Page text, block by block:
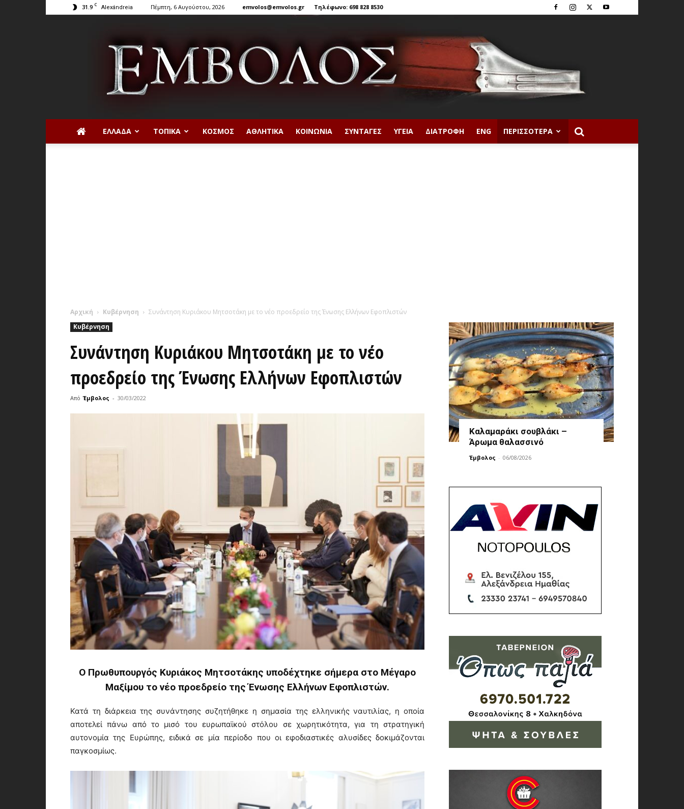
31.9 C Alexándreia Πέμπτη, 6 Αυγούστου, 2026 emvolos@emvolos.gr Τηλέφωνο: 698 828 8530
ΕΛΛΆΔΑ ΤΟΠΙΚΆ ΚΌΣΜΟΣ ΑΘΛΗΤΙΚΆ ΚΟΙΝΩΝΊΑ ΣΥΝΤΑΓΈΣ ΥΓΕΊΑ ΔΙΑΤΡΟΦΉ ENG ΠΕΡΙΣΣΌΤΕΡΑ
Αρχική Κυβέρνηση
Συνάντηση Κυριάκου Μητσοτάκη με το νέο προεδρείο της Ένωσης Ελλήνων Εφοπλιστών
Κυβέρνηση
Συνάντηση Κυριάκου Μητσοτάκη με το νέο
προεδρείο της Ένωσης Ελλήνων Εφοπλιστών
Από Έμβολος - 30/03/2022
Ο Πρωθυπουργός Κυριάκος Μητσοτάκης υποδέχτηκε σήμερα στο Μέγαρο
Μαξίμου το νέο προεδρείο της Ένωσης Ελλήνων Εφοπλιστών.
Κατά τη διάρκεια της συνάντησης συζητήθηκε η σημασία της ελληνικής ναυτιλίας, η οποία
αποτελεί πάνω από το μισό του ευρωπαϊκού στόλου σε χωρητικότητα, για τη στρατηγική
αυτονομία της Ευρώπης, ειδικά σε μία περίοδο που οι εφοδιαστικές αλυσίδες δοκιμάζονται
παγκοσμίως.
Καλαμαράκι σουβλάκι –
Άρωμα θαλασσινό
Έμβολος - 06/08/2026